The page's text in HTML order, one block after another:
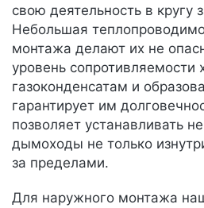
свою деятельность в кругу
Небольшая
монтажа делают их не
уровень сопротивляемости
газоконденсатам и
гарантирует им
позволяет устанавливать
дымоходы не только
за пределами.
Для наружного монтажа